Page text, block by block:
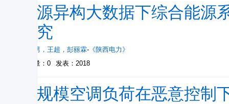
多源异构大数据下综合能
研究
马天男 ， 王超 ， 彭丽霖- 《陕西电力》
被引量：0
发表：2018
大规模空调负荷在恶意控制